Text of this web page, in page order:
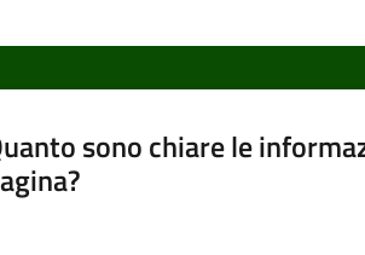
sono chiare le